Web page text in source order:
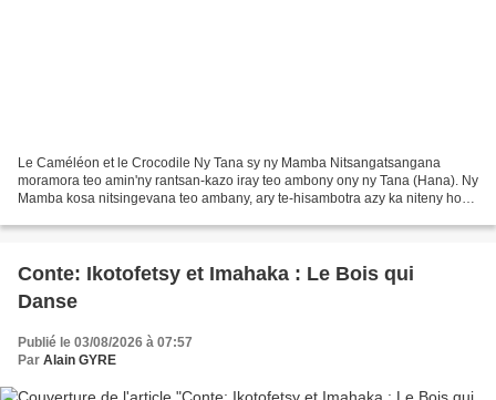
Le Caméléon et le Crocodile Ny Tana sy ny Mamba Nitsangatsangana
moramora teo amin'ny rantsan-kazo iray teo ambony ony ny Tana (Hana). Ny
Mamba kosa nitsingevana teo ambany, ary te-hisambotra azy ka niteny hoe:
Conte: Ikotofetsy et Imahaka : Le Bois qui
Danse
Publié le 03/08/2026 à 07:57
Par Alain GYRE